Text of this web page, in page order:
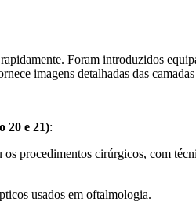
Foram introduzidos
imagens detalhadas das
20 e 21):
procedimentos cirúrgicos, com
usados em oftalmologia.